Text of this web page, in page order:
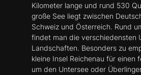
Kilometer lange und rund 530
große See liegt zwischen
Schweiz und Österreich. Rund
findet man die verschiedensten
Landschaften. Besonders zu
kleine Insel Reichenau für einen
um den Untersee oder